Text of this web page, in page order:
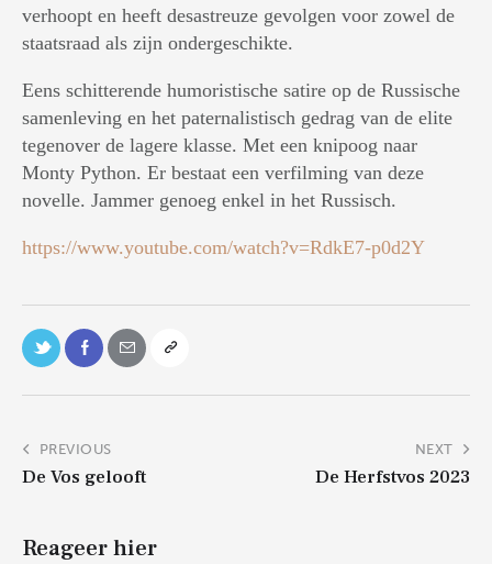
verhoopt en heeft desastreuze gevolgen voor zowel de
staatsraad als zijn ondergeschikte.
Eens schitterende humoristische satire op de Russische
samenleving en het paternalistisch gedrag van de elite
tegenover de lagere klasse. Met een knipoog naar
Monty Python. Er bestaat een verfilming van deze
novelle. Jammer genoeg enkel in het Russisch.
https://www.youtube.com/watch?v=RdkE7-p0d2Y
PREVIOUS
De Vos gelooft
NEXT
De Herfstvos 2023
Reageer hier